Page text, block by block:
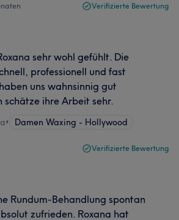
Verifizierte Bewertung
sehr wohl gefühlt. Die
professionell und fast
uns wahnsinnig gut
schätze ihre Arbeit sehr.
• Damen Waxing - Hollywood
Verifizierte Bewertung
Rundum-Behandlung spontan
zufrieden. Roxana hat